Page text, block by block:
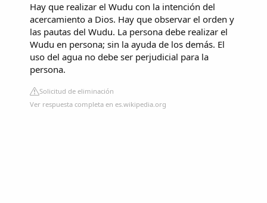
Hay que realizar el Wudu con la intención del
acercamiento a Dios. Hay que observar el orden y
las pautas del Wudu. La persona debe realizar el
Wudu en persona; sin la ayuda de los demás. El
uso del agua no debe ser perjudicial para la
persona.
Solicitud de eliminación
Ver respuesta completa en es.wikipedia.org